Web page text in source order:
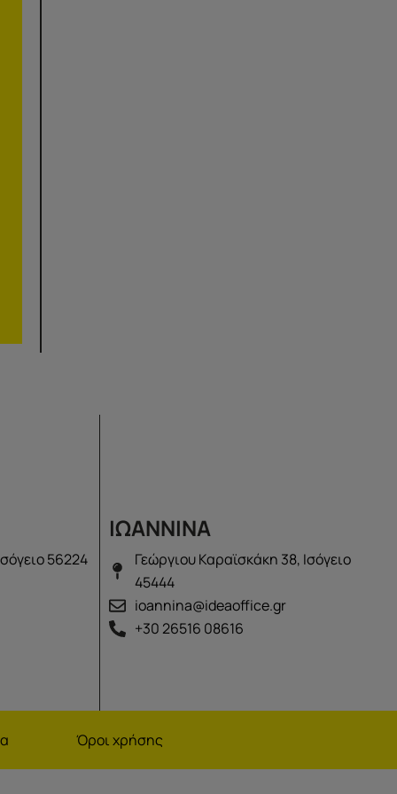
56224
ΙΩΑΝΝΙΝΑ
Γεώργιου Καραϊσκάκη 38, Ισόγειο
45444
ioannina@ideaoffice.gr
+30 26516 08616
Όροι χρήσης